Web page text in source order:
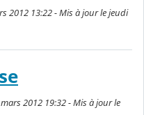
2012 13:22 - Mis à jour le jeudi
2012 19:32 - Mis à jour le